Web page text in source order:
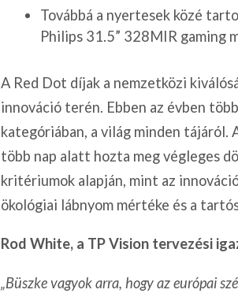
Továbbá a nyertesek közé
Philips 31.5” 328MIR gaming
A Red Dot díjak a nemzetközi
innováció terén. Ebben az évben
kategóriában, a világ minden
több nap alatt hozta meg végleges
kritériumok alapján, mint az
ökológiai lábnyom mértéke és a
Rod White, a TP Vision tervezési
„Büszke vagyok arra, hogy az európai